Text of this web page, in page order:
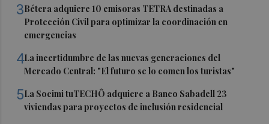
3Bétera adquiere 10 emisoras TETRA destinadas a
Protección Civil para optimizar la coordinación en
emergencias
4La incertidumbre de las nuevas generaciones del
Mercado Central: "El futuro se lo comen los turistas"
5La Socimi tuTECHÔ adquiere a Banco Sabadell 23
viviendas para proyectos de inclusión residencial